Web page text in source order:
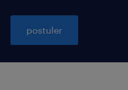
postuler